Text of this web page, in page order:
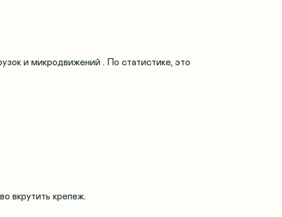
и микродвижений . По статистике, это
вкрутить крепеж.